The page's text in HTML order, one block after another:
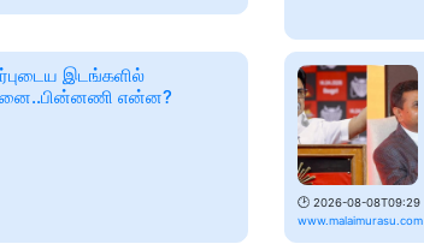
இடங்களில்
என்ன?
🕑 2026-08-08T09:29
www.malaimurasu.com